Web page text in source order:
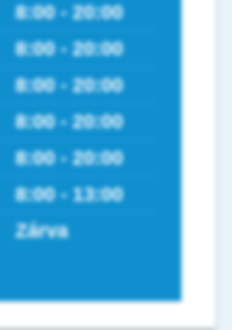
8:00 - 20:00
8:00 - 20:00
8:00 - 20:00
8:00 - 20:00
8:00 - 20:00
8:00 - 13:00
Zárva